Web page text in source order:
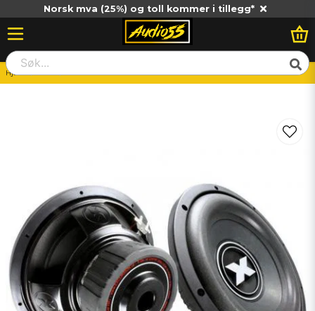
Norsk mva (25%) og toll kommer i tillegg*
Hjem Dold Excursion SHX12D4